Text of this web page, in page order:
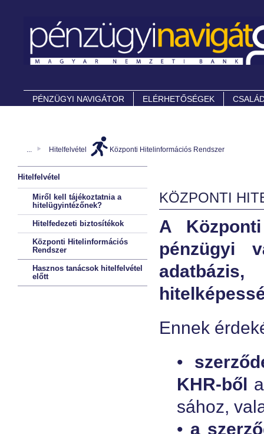
PÉNZÜGYI NAVIGÁTOR ELÉRHETŐSÉGEK
... Hitelfelvétel Központi Hitelinformációs Rendszer
Hitelfelvétel
Miről kell tájékoztatnia a
hitelügyintézőnek?
Hitelfedezeti biztosítékok
Központi Hitelinformációs
Rendszer
Hasznos tanácsok hitelfelvétel
előtt
KÖZPONTI
A
pénzügyi
Ennek
•
KHR-ből
sához,
• a